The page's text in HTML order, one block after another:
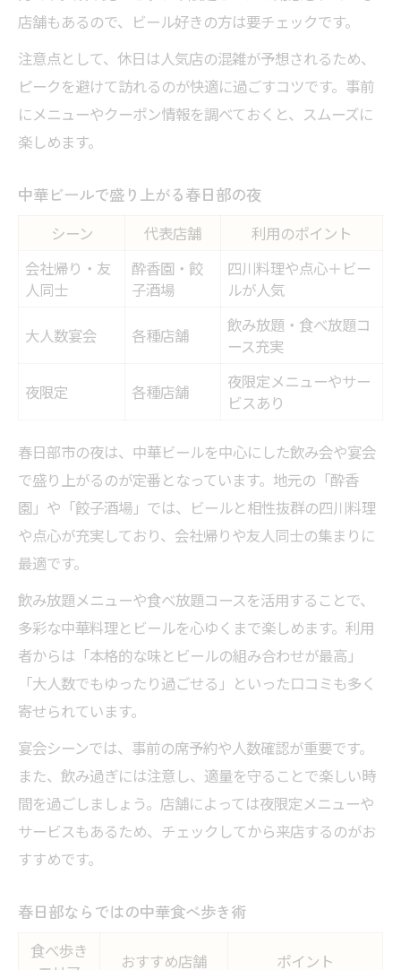
店舗もあるので、ビール好きの方は要チェックです。
注意点として、休日は人気店の混雑が予想されるため、
ピークを避けて訪れるのが快適に過ごすコツです。事前
にメニューやクーポン情報を調べておくと、スムーズに
楽しめます。
中華ビールで盛り上がる春日部の夜
シーン 代表店舗
利用のポイント
会社帰り・友
人同士
酔香園・餃
子酒場
四川料理や点心＋ビー
ルが人気
大人数宴会 各種店舗
飲み放題・食べ放題コ
ース充実
夜限定 各種店舗
夜限定メニューやサー
ビスあり
春日部市の夜は、中華ビールを中心にした飲み会や宴会
で盛り上がるのが定番となっています。地元の「酔香
園」や「餃子酒場」では、ビールと相性抜群の四川料理
や点心が充実しており、会社帰りや友人同士の集まりに
最適です。
飲み放題メニューや食べ放題コースを活用することで、
多彩な中華料理とビールを心ゆくまで楽しめます。利用
者からは「本格的な味とビールの組み合わせが最高」
「大人数でもゆったり過ごせる」といった口コミも多く
寄せられています。
宴会シーンでは、事前の席予約や人数確認が重要です。
また、飲み過ぎには注意し、適量を守ることで楽しい時
間を過ごしましょう。店舗によっては夜限定メニューや
サービスもあるため、チェックしてから来店するのがお
すすめです。
春日部ならではの中華食べ歩き術
食べ歩き
おすすめ店舗 ポイント